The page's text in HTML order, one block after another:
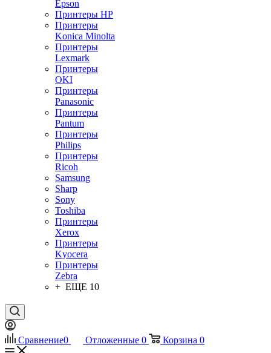
Epson
Принтеры HP
Принтеры
Konica Minolta
Принтеры
Lexmark
Принтеры
OKI
Принтеры
Panasonic
Принтеры
Pantum
Принтеры
Philips
Принтеры
Ricoh
Samsung
Sharp
Sony
Toshiba
Принтеры
Xerox
Принтеры
Kyocera
Принтеры
Zebra
+ ЕЩЕ 10
Сравнение0 Отложенные 0 Корзина 0